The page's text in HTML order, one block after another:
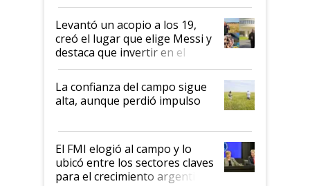
cosecha y las exportaciones
Levantó un acopio a los 19,
creó el lugar que elige Messi y
destaca que invertir en el
kirchnerismo era como "darle
plata a un hijo para droga":
Juan Félix Rossetti, el libertario
que de una dura crisis salió
de Milei
La confianza del campo sigue
alta, aunque perdió impulso
El FMI elogió al campo y lo
ubicó entre los sectores claves
para el crecimiento argentino